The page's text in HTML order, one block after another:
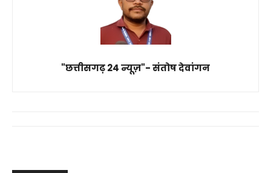
"छत्तीसगढ़ 24 न्यूज़"- संतोष देवांगन